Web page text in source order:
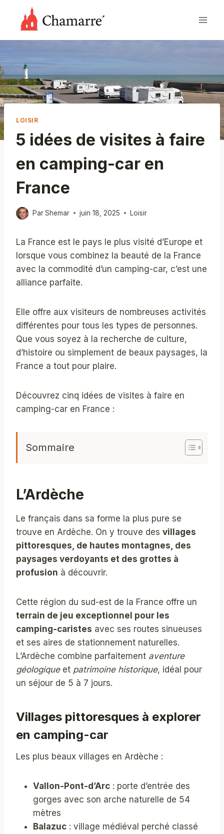
contenu
LOISIR
5 idées de visites à faire
en camping-car en
France
ParShemar juin 18, 2025 Loisir
La France est le pays le plus visité d’Europe et
lorsque vous combinez la beauté de la France
avec la commodité d’un camping-car, c’est une
alliance parfaite.
Elle offre aux visiteurs de nombreuses activités
différentes pour tous les types de personnes.
Que vous soyez à la recherche de culture,
d’histoire ou simplement de beaux paysages, la
France a tout pour plaire.
Découvrez cinq idées de visites à faire en
camping-car en France :
Sommaire
L’Ardèche
Le français dans sa forme la plus pure se
trouve en Ardèche. On y trouve des villages
pittoresques, de hautes montagnes, des
paysages verdoyants et des grottes à
profusion à découvrir.
Cette région du sud-est de la France offre un
terrain de jeu exceptionnel pour les
camping-caristes avec ses routes sinueuses
et ses aires de stationnement naturelles.
L’Ardèche combine parfaitement aventure
géologiqueet patrimoine historique, idéal pour
un séjour de 5 à 7 jours.
Villages pittoresques à explorer
en camping-car
Les plus beaux villages en Ardèche :
Vallon-Pont-d’Arc : porte d’entrée des
gorges avec son arche naturelle de 54
mètres
Balazuc : village médiéval perché classé